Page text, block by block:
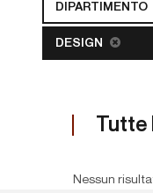
DIPARTIMENTO
DESIGN
Tutte
Nessun